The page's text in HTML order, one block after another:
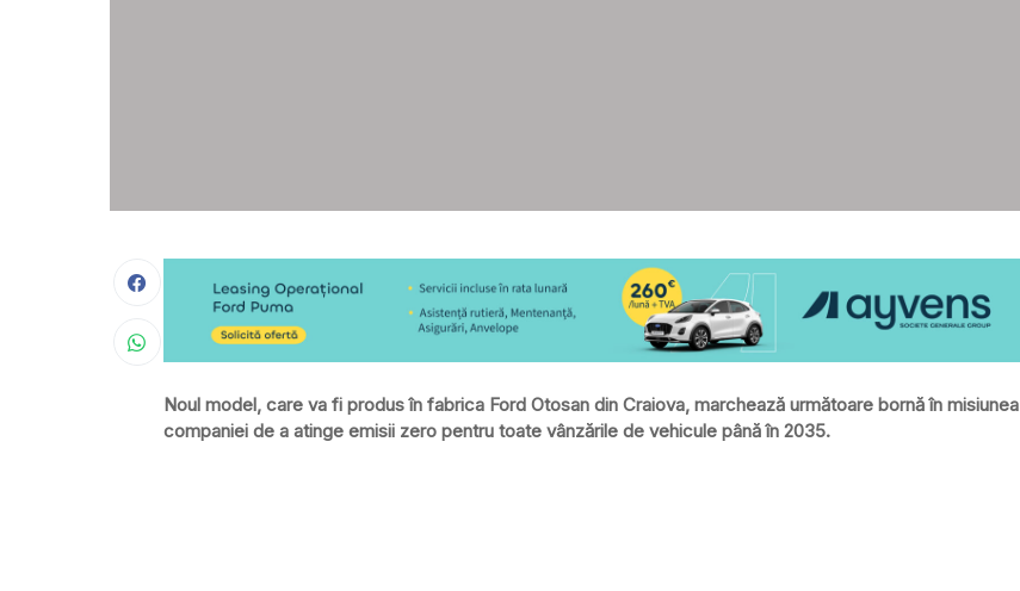
Noul model, care va fi produs în fabrica Ford Otosan din Craiova, marchează următoare bornă în misiunea
companiei de a atinge emisii zero pentru toate vânzările de vehicule până în 2035.